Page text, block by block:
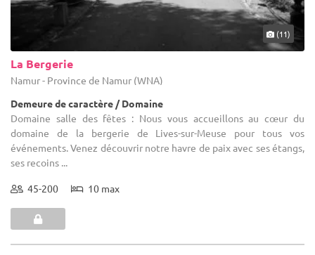
(11)
La Bergerie
Namur - Province de Namur (WNA)
Demeure de caractère / Domaine
Domaine salle des fêtes : Nous vous accueillons au cœur du
domaine de la bergerie de Lives-sur-Meuse pour tous vos
événements. Venez découvrir notre havre de paix avec ses étangs,
ses recoins ...
45-200 10 max